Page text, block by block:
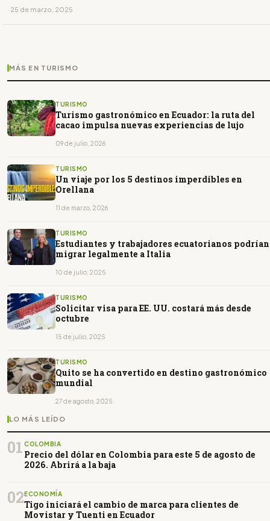
· 25 de marzo, 2025
MÁS EN TURISMO
TURISMO
Turismo gastronómico en Ecuador: la ruta del
cacao impulsa nuevas experiencias de lujo
09 de julio, 2026
TURISMO
Un viaje por los 5 destinos imperdibles en
Orellana
11 de marzo, 2026
TURISMO
Estudiantes y trabajadores ecuatorianos podrían
migrar legalmente a Italia
10 de julio, 2025
TURISMO
Solicitar visa para EE. UU. costará más desde
octubre
15 de julio, 2025
TURISMO
Quito se ha convertido en destino gastronómico
mundial
27 de agosto, 2025
LO MÁS LEÍDO
01 COLOMBIA
Precio del dólar en Colombia para este 5 de agosto de
2026. Abrirá a la baja
02ECONOMÍA
Tigo iniciará el cambio de marca para clientes de
Movistar y Tuenti en Ecuador